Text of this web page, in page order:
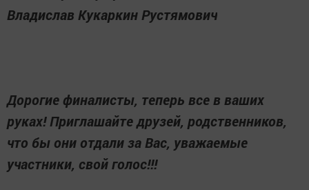
Владислав Кукаркин Рустямович
Дорогие финалисты, теперь все в ваших
руках! Приглашайте друзей, родственников,
что бы они отдали за Вас, уважаемые
участники, свой голос!!!